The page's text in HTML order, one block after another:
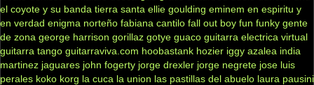
el coyote y su banda tierra santa ellie goulding eminem en espiritu y
en verdad enigma norteño fabiana cantilo fall out boy fun funky gente
de zona george harrison gorillaz gotye guaco guitarra electrica virtual
guitarra tango guitarraviva.com hoobastank hozier iggy azalea india
martinez jaguares john fogerty jorge drexler jorge negrete jose luis
perales koko korg la cuca la union las pastillas del abuelo laura pausini